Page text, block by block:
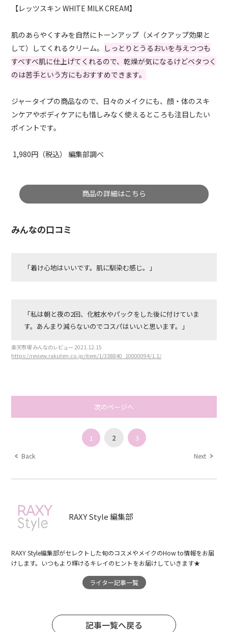
【レッツスキン WHITE MILK CREAM】
肌のあらやくすみを自然にトーンアップ（メイクアップ効果と
して）してくれるクリーム。 しっとりとうるおいを与えつつも
すべすべ肌に仕上げてくれるので、乾燥が気になるけどベタつく
のは苦手という方にもおすすめできます。
ジャータイプの商品なので、日々のメイクにも、顔・体のスキ
ンケアやボディケアにも惜しみなく使えるところも注目したい
ポイントです。
1,980円（税込） 編集部調べ
商品の詳細はこちら
みんなの口コミ
「着け心地はいいです。肌に馴染む感じ。」
「私は朝と夜の2回、化粧水やパックをした後に付けていま
す。あんまり減らないのでコスパはいいと思います。」
楽天市場 みんなのレビュー 2021.12.15
https://review.rakuten.co.jp/item/1/338840_10000094/1.1/
次のページへ
Back
1 2 3
Next
RAXY Style 編集部
RAXY Style編集部がセレクトした旬のコスメやメイクのHow to情報をお届
けします。いつもより輝けるキレイのヒントをお届けしていきます★
ライター記事一覧
記事一覧へ戻る